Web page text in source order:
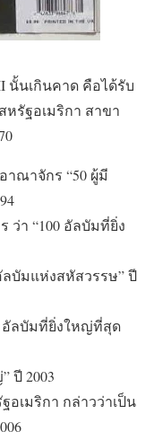
นั้นเกินคาด คือได้รับ
หรัฐอเมริกา สาขา
าณาจักร “50 ผู้มี
ว่า “100 อัลบัมที่ยิ่ง
ลบัมแห่งสหัสวรรษ” ปี
อัลบัมที่ยิ่งใหญ่ที่สุด
ปี 2003
เมริกา กล่าวว่าเป็น